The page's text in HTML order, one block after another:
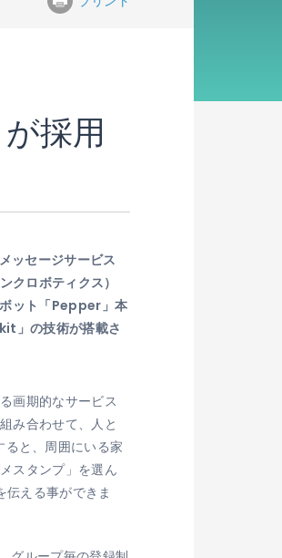
が採用
ッセージサービス
クロボティクス）
ット「Pepper」本
」の技術が搭載さ
画期的なサービス
み合わせて、人と
と、周囲にいる家
スタンプ」を選ん
える事ができま